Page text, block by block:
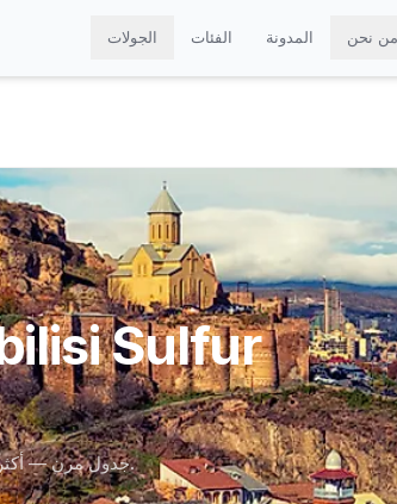
الجولات الفئات المدونة من نحن
جولات خاصة تزور Tbilisi Sulfur Baths. جدول مرن — أكثر من 0 برنامج.